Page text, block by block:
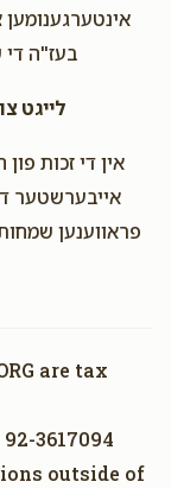
אינטערגענומען
בעז"ה די
לייגט
אין די זכות
אייבערשטער
פראווענען
are tax
3617094
outside of